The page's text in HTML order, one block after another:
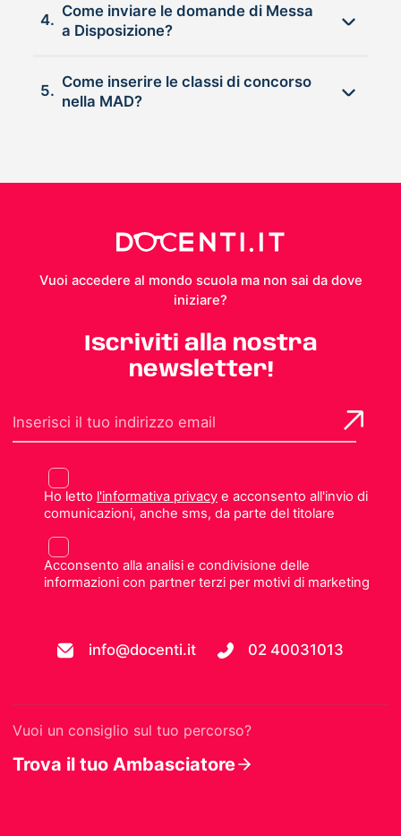
4.
Come inviare le domande di Messa
a Disposizione?
5.
Come inserire le classi di concorso
nella MAD?
Vuoi accedere al mondo scuola ma non sai da dove
iniziare?
Iscriviti alla nostra
newsletter!
Ho letto l'informativa privacye acconsento all'invio di
comunicazioni, anche sms, da parte del titolare
Acconsento alla analisi e condivisione delle
informazioni con partner terzi per motivi di marketing
info@docenti.it 02 40031013
Vuoi un consiglio sul tuo percorso?
Trova il tuo Ambasciatore